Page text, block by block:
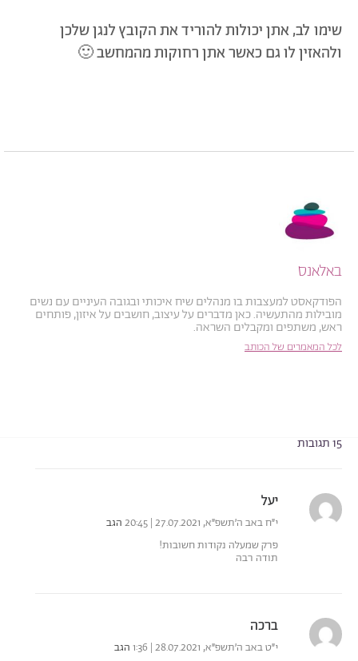
שימו לב, אתן יכולות להוריד את הקובץ לנגן שלכן
ולהאזין לו גם כאשר אתן רחוקות מהמחשב 🙂
באלאנס
הפודקאסט למעצבות בו מנהלים שיח איכותי ובגובה העיניים עם נשים
מובילות מהתעשיה. כאן מדברים על עיצוב, חושבים על איזון, פותחים
ראש, משתפים ומקבלים השראה.
לכל המאמרים של הכותב
15 תגובות
יעל
י״ח באב ה׳תשפ״א, 27.07.2021 | 20:45
הגב
פרק שמעלה נקודות חשובות!
תודה רבה
ברכה
י״ט באב ה׳תשפ״א, 28.07.2021 | 1:36
הגב